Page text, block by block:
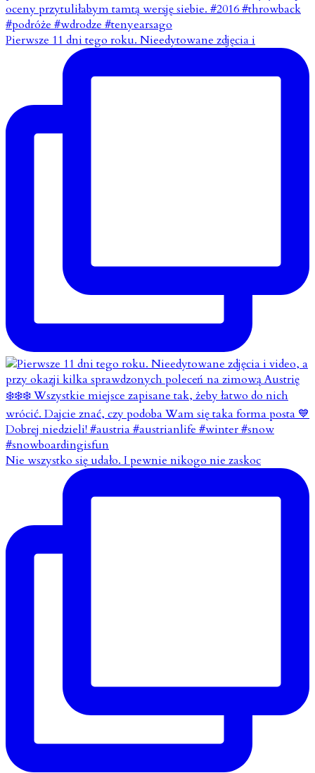
Pierwsze 11 dni tego roku. Nieedytowane zdjęcia i
Nie wszystko się udało. I pewnie nikogo nie zaskoc